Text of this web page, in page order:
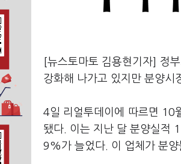
[뉴스토마토 김용현기자] 정
강화해 나가고 있지만 분양시
4일 리얼투데이에 따르면 10
됐다. 이는 지난 달 분양실적
9%가 늘었다. 이 업체가 분